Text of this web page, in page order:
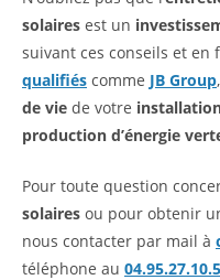
solaires est un
suivant ces conseils et en
qualifiés comme JB Group
de vie de votre
production d’énergie
Pour toute question
solaires ou pour obtenir
nous contacter par mail à
téléphone au